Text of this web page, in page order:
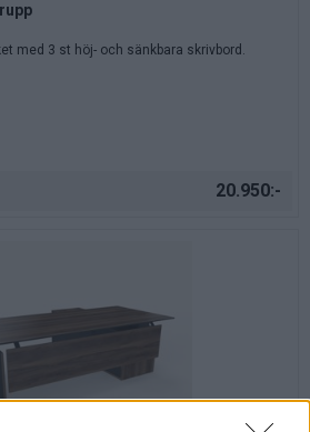
med 3 st höj- och sänkbara skrivbord.
20.950:-